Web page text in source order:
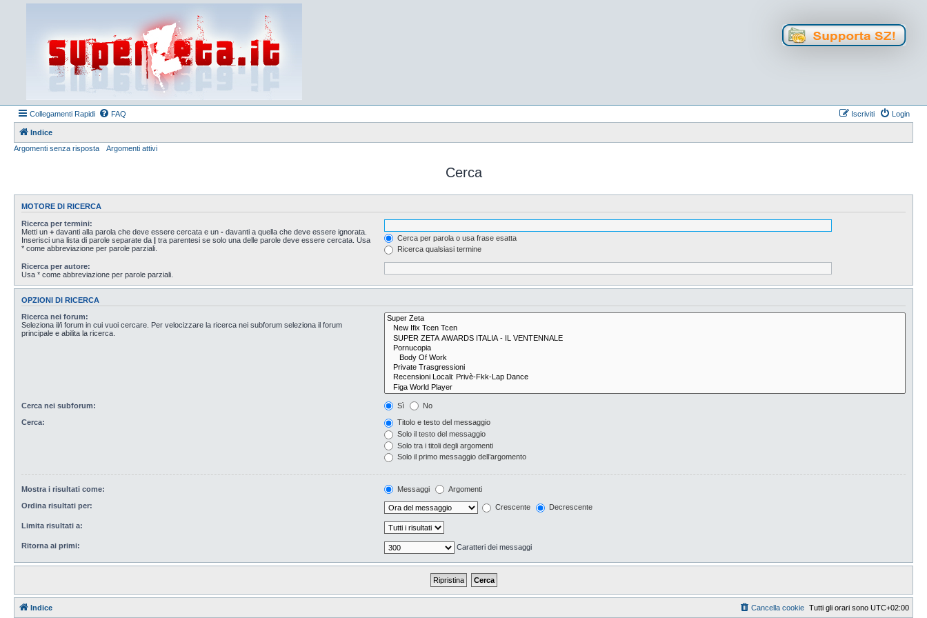
Collegamenti Rapidi FAQ Login
Iscriviti
Indice
Argomenti senza risposta
Argomenti attivi
Cerca
MOTORE DI RICERCA
Ricerca per termini:
Metti un + davanti alla parola che deve essere cercata e un - davanti a quella che deve essere ignorata.
Inserisci una lista di parole separate da | tra parentesi se solo una delle parole deve essere cercata. Usa
* come abbreviazione per parole parziali.
Cerca per parola o usa frase esatta
Ricerca qualsiasi termine
Ricerca per autore:
Usa * come abbreviazione per parole parziali.
OPZIONI DI RICERCA
Ricerca nei forum:
Seleziona il/i forum in cui vuoi cercare. Per velocizzare la ricerca nei subforum seleziona il forum
principale e abilita la ricerca.
Cerca nei subforum: Sì No
Cerca:
Titolo e testo del messaggio
Solo il testo del messaggio
Solo tra i titoli degli argomenti
Solo il primo messaggio dell’argomento
Mostra i risultati come: Messaggi Argomenti
Ordina risultati per: Crescente Decrescente
Limita risultati a:
Ritorna ai primi: Caratteri dei messaggi
Indice Tutti gli orari sono UTC+02:00
Cancella cookie